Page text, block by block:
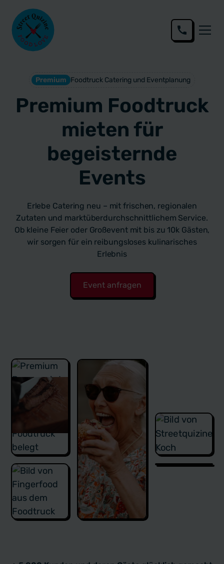
Premium Foodtruck Catering und Eventplanung
Premium Foodtruck
mieten für
begeisternde
Events
Erlebe Catering neu – mit frischen, regionalen
Zutaten und marktüber­durchschnittlichem Service.
Ob kleine Feier oder Großevent mit bis zu 10k Gästen,
wir sorgen für ein reibungsloses kulinarisches
Erlebnis
Event anfragen